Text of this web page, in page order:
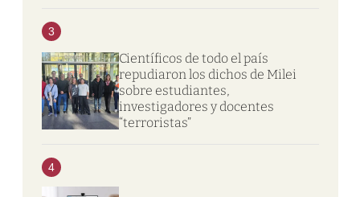
3
Científicos de todo el país
repudiaron los dichos de Milei
sobre estudiantes,
investigadores y docentes
“terroristas”
4